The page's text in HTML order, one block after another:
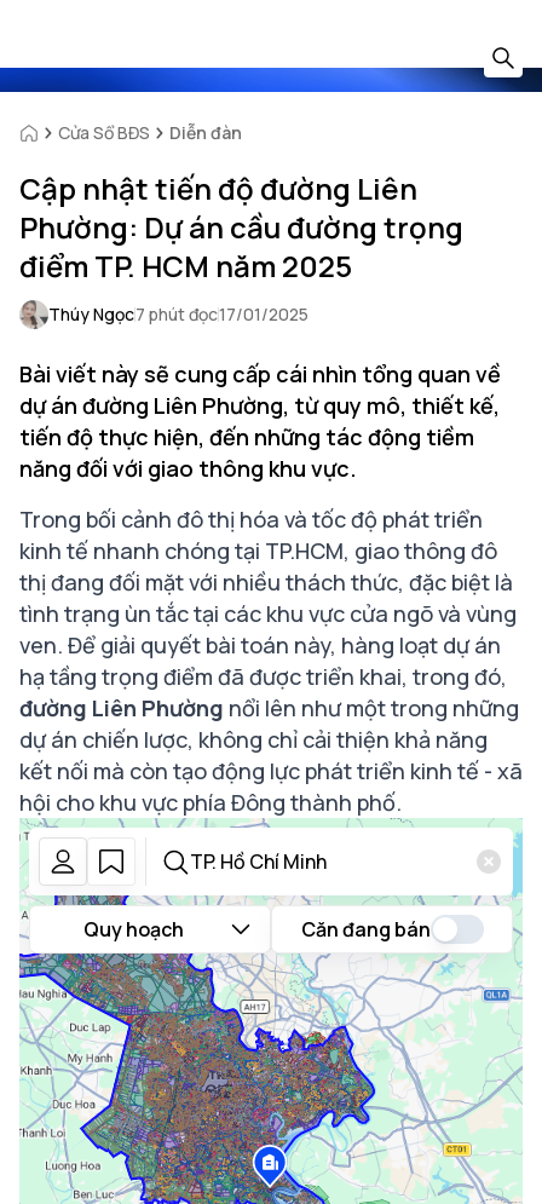
Cửa Sổ BĐS Diễn đàn
Cập nhật tiến độ đường Liên
Phường: Dự án cầu đường trọng
điểm TP. HCM năm 2025
Thúy Ngọc7 phút đọc17/01/2025
Bài viết này sẽ cung cấp cái nhìn tổng quan về
dự án đường Liên Phường, từ quy mô, thiết kế,
tiến độ thực hiện, đến những tác động tiềm
năng đối với giao thông khu vực.
Trong bối cảnh đô thị hóa và tốc độ phát triển
kinh tế nhanh chóng tại TP.HCM, giao thông đô
thị đang đối mặt với nhiều thách thức, đặc biệt là
tình trạng ùn tắc tại các khu vực cửa ngõ và vùng
ven. Để giải quyết bài toán này, hàng loạt dự án
hạ tầng trọng điểm đã được triển khai, trong đó,
đường Liên Phường nổi lên như một trong những
dự án chiến lược, không chỉ cải thiện khả năng
kết nối mà còn tạo động lực phát triển kinh tế - xã
hội cho khu vực phía Đông thành phố.